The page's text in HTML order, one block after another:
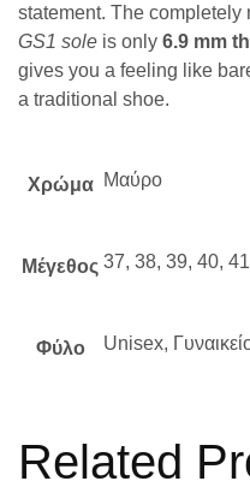
statement. The completely
GS1 sole is only 6.9 mm
gives you a feeling like
a traditional shoe.
Χρώμα Μαύρο
Μέγεθος 37, 38, 39, 40,
Φύλο Unisex,
Related